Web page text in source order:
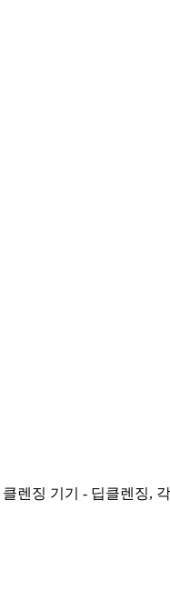
징 기기 - 딥클렌징,